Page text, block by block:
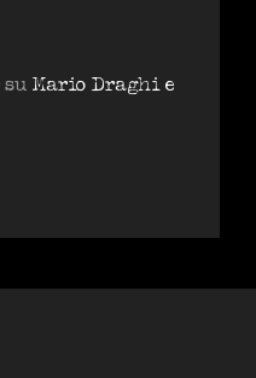
su Mario Draghi e